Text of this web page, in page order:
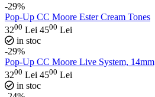
-29%
Pop-Up CC Moore Ester Cream Tones
3200 Lei 4500 Lei
in stoc
-29%
Pop-Up CC Moore Live System,
3200 Lei 4500 Lei
in stoc